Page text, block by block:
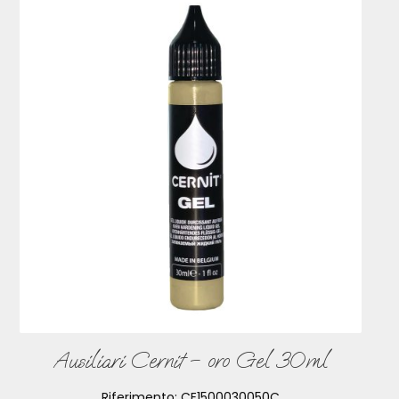
Ausiliari Cernit – oro Gel 30ml